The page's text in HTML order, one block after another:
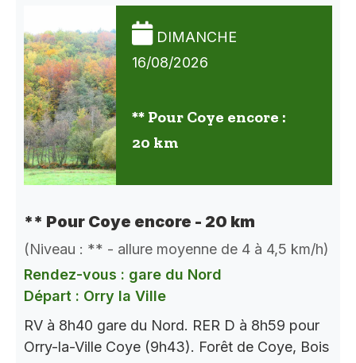
DIMANCHE
16/08/2026
** Pour Coye encore :
20 km
** Pour Coye encore - 20 km
(Niveau : ** - allure moyenne de 4 à 4,5 km/h)
Rendez-vous : gare du Nord
Départ : Orry la Ville
RV à 8h40 gare du Nord. RER D à 8h59 pour
Orry-la-Ville Coye (9h43). Forêt de Coye, Bois